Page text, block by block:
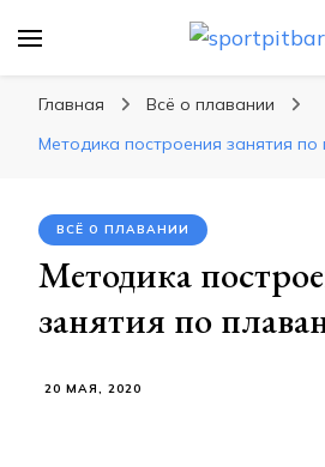
спортивных
диеты,
Главная
Всё о плавании
Методика построения занятия
ВСЁ О ПЛАВАНИИ
Методика
занятия по
20 МАЯ, 2020